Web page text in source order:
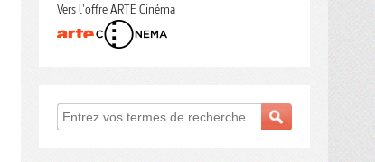
Vers l'offre ARTE Cinéma